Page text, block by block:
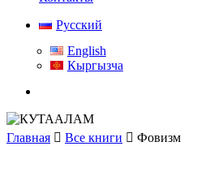
Русский
English
Кыргызча
Главная Все книги Фовизм